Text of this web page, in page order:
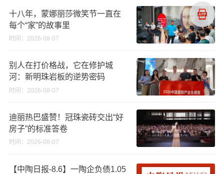
十八年，蒙娜丽莎微笑节一直在
每个“家”的故事里
时间：2026-08-07
别人在打价格战，它在修护城
河：新明珠岩板的逆势密码
时间：2026-08-07
迪丽热巴盛赞！冠珠瓷砖交出“好
房子”的标准答卷
时间：2026-08-07
【中陶日报-8.6】一陶企负债1.05